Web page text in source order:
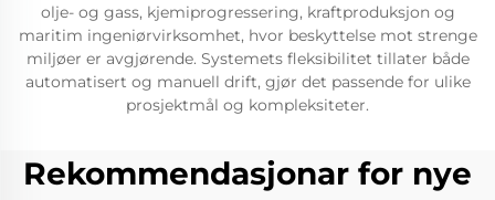
olje- og gass, kjemiprogressering, kraftproduksjon og
maritim ingeniørvirksomhet, hvor beskyttelse mot strenge
miljøer er avgjørende. Systemets fleksibilitet tillater både
automatisert og manuell drift, gjør det passende for ulike
prosjektmål og kompleksiteter.
Rekommendasjonar for nye